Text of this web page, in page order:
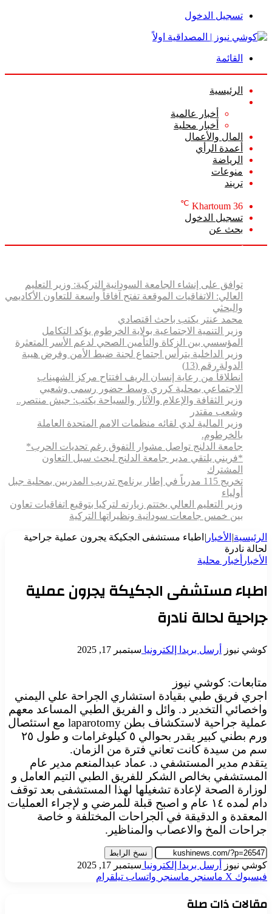
تسجيل الدخول
القائمة
الرئيسية
أخبار عالمية
أخبار محلية
المال والأعمال
أعمدة الرأي
الرياضة
منوعات
تريند
Khartoum 36
℃
تسجيل الدخول
بحث عن
توافق على إنشاء الجامعة السودانية التركية: وزير التعليم
العالي: الاتفاقيات الموقعة تفتح آفاقاً واسعة للتعاون الأكاديمي
والبحثي
محمد عنتر يكتب باحث اقتصادي
وزير التنمية الاجتماعية بولاية الخرطوم يؤكد التكامل
المؤسسي بين الزكاة والتأمين الصحي لدعم الأسر المتعثرة
وزير الداخلية يترأس اجتماع لجنة ضبط الأمن وفرض هيبة
الدولة رقم (13)
انطلاقاً من رعاية إنسان الريف افتتاح مركز الشهيناب
الاجتماعي بمحلية كرري وسط حضور رسمى وشعبي
وزير الثقافة والإعلام والآثار والسياحة يكتب: جيش منتصر..
وشعب مقتدر
وزير المالية لدي لقائه منظمات الامم المتحدة العاملة
بالخرطوم.
جامعة الدلنج تواصل مشوار التفوق رغم تحديات الحرب*
*فريني يلتقي مدير جامعة الدلنج لبحث سبل التعاون
المشترك
تخريج 115 مدرباً في إطار برنامج تدريب المدربين بمحلية جبل
أولياء
وزير التعليم العالي يختتم زيارته لتركيا بتوقيع اتفاقيات تعاون
بين خمس جامعات سودانية ونظيراتها التركية
الرئيسية| الأخبار | اطباء مستشفى الجكيكة يجرون عملية جراحية
لحالة نادرة
الأخبار أخبار محلية
اطباء مستشفى الجكيكة يجرون عملية
جراحية لحالة نادرة
كوشي نيوز أرسل بريدا إلكترونيا سبتمبر 17, 2025
متابعات: كوشي نيوز
اجري فريق طبي بقيادة استشاري الجراحة علي اليمني
واخصائي التخدير د. وائل و الفريق الطبي المساعد معهم
عملية جراحية لاستكشاف بطن laparotomy مع استئصال
ورم بطني كبير يقدر بحوالي ٥ كيلوغرامات و طول ٢٥
سم من سيدة كانت تعاني فترة من الزمان.
يتقدم مدير المستشفي د. عماد عبدالمنعم مدير عام
المستشفي بخالص الشكر للفريق الطبي التيم العامل و
لوزارة الصحة لإعادة تشغيلها لهذا المستشفى بعد توقف
دام لمده ١٤ عام و اصبح قبلة للمرضي و لإجراء العمليات
المعقدة و الدقيقة في الجراحات المختلفة و خاصة
جراحات المخ والاعصاب والمناظير.
نسخ الرابط
كوشي نيوز أرسل بريدا إلكترونيا سبتمبر 17, 2025
فيسبوك ‫X ماسنجر ماسنجر واتساب تيلقرام
مقالات ذات صلة